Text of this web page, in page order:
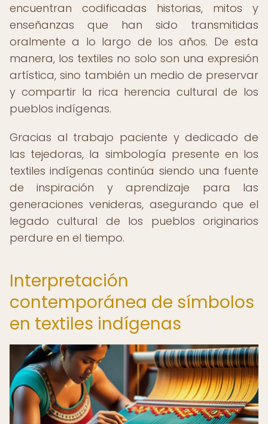
encuentran codificadas historias, mitos y
enseñanzas que han sido transmitidas
oralmente a lo largo de los años. De esta
manera, los textiles no solo son una expresión
artística, sino también un medio de preservar
y compartir la rica herencia cultural de los
pueblos indígenas.
Gracias al trabajo paciente y dedicado de
las tejedoras, la simbología presente en los
textiles indígenas continúa siendo una fuente
de inspiración y aprendizaje para las
generaciones venideras, asegurando que el
legado cultural de los pueblos originarios
perdure en el tiempo.
Interpretación
contemporánea de símbolos
en textiles indígenas